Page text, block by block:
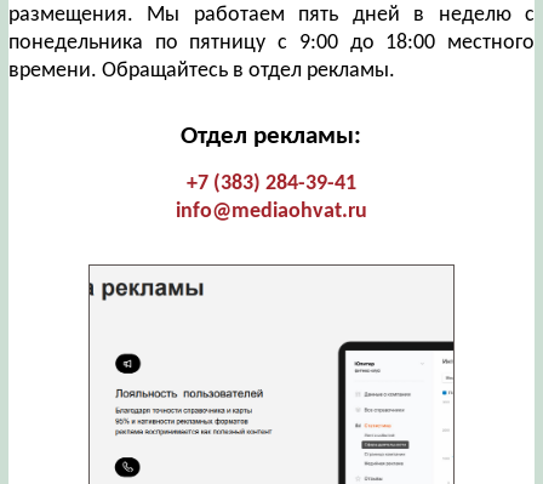
размещения. Мы работаем пять дней в неделю с
понедельника по пятницу с 9:00 до 18:00 местного
времени. Обращайтесь в отдел рекламы.
Отдел рекламы:
+7 (383) 284-39-41
info@mediaohvat.ru